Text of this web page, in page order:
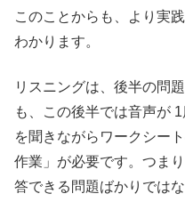
このことからも、より実
わかります。
リスニングは、後半の問
も、この後半では音声が
を聞きながらワークシー
作業」が必要です。つま
答できる問題ばかりでは